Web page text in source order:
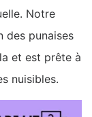
Notre
des punaises
et est prête à
nuisibles.